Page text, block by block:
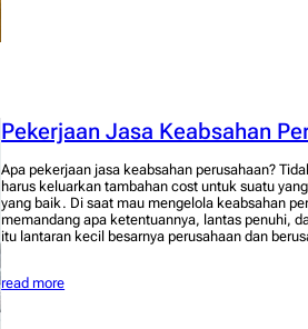
Pekerjaan Jasa Keabsahan
Apa pekerjaan jasa keabsahan perusahaan?
harus keluarkan tambahan cost untuk suatu
yang baik. Di saat mau mengelola keabsahan
memandang apa ketentuannya, lantas penuhi,
itu lantaran kecil besarnya perusahaan dan
read more